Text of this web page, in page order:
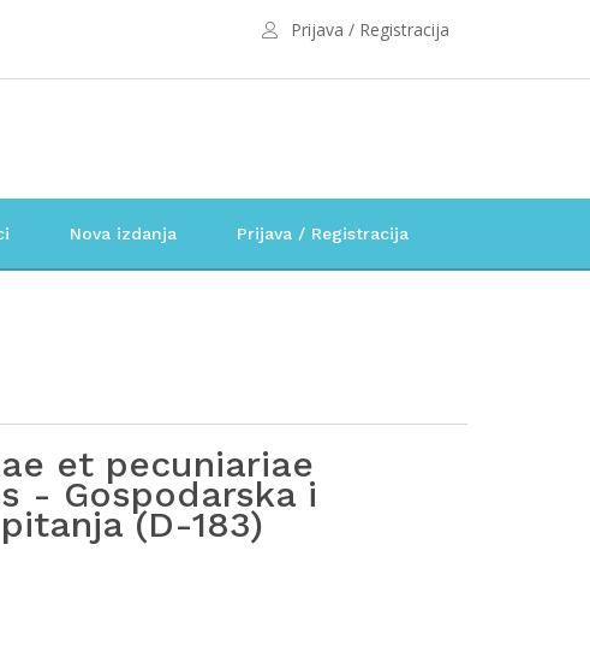
Prijava / Registracija
Nova izdanja Prijava / Registracija
et pecuniariae
- Gospodarska i
(D-183)